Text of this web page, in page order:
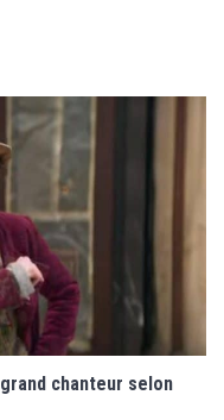
chanteur selon